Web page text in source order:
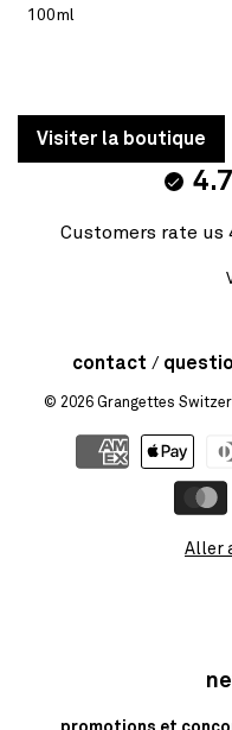
habituel
UNITAIRE
100ml
Visiter la boutique
4.7
Customers rate us
contact
© 2026 Grangettes
Aller